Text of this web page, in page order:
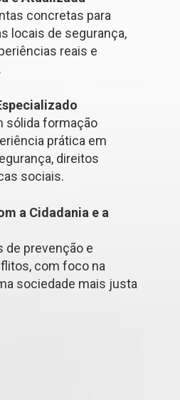
concretas para
locais de segurança,
reais e
sólida formação
prática em
direitos
sociais.
a Cidadania e a
de prevenção e
com foco na
sociedade mais justa